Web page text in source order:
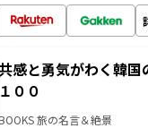
感と勇気がわく韓国
１００
旅の名言＆絶景